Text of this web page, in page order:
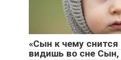
«Сын к чему снится
видишь во сне Сын,